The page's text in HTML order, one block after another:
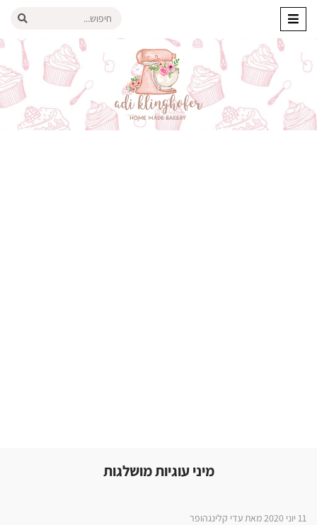
מיני עוגיות מושלגות
11 יוני 2020 מאת עדי קלינגהופר